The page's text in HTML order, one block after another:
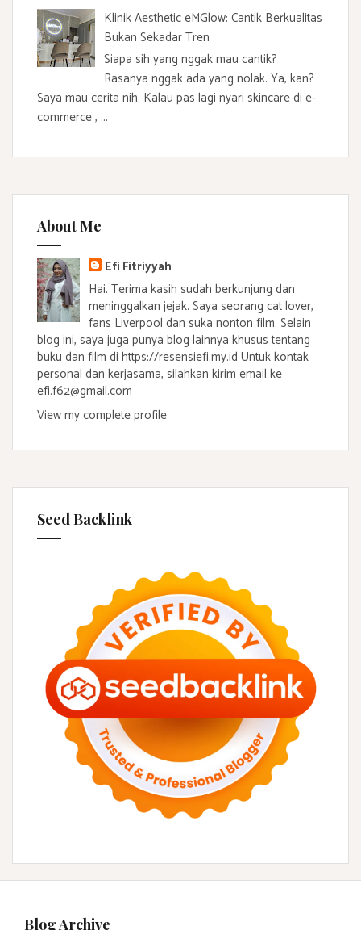
Klinik Aesthetic eMGlow: Cantik Berkualitas
Bukan Sekadar Tren
Siapa sih yang nggak mau cantik?
Rasanya nggak ada yang nolak. Ya, kan?
Saya mau cerita nih. Kalau pas lagi nyari skincare di e-
commerce , ...
About Me
Efi Fitriyyah
Hai. Terima kasih sudah berkunjung dan
meninggalkan jejak. Saya seorang cat lover,
fans Liverpool dan suka nonton film. Selain
blog ini, saya juga punya blog lainnya khusus tentang
buku dan film di https://resensiefi.my.id Untuk kontak
personal dan kerjasama, silahkan kirim email ke
efi.f62@gmail.com
View my complete profile
Seed Backlink
Blog Archive